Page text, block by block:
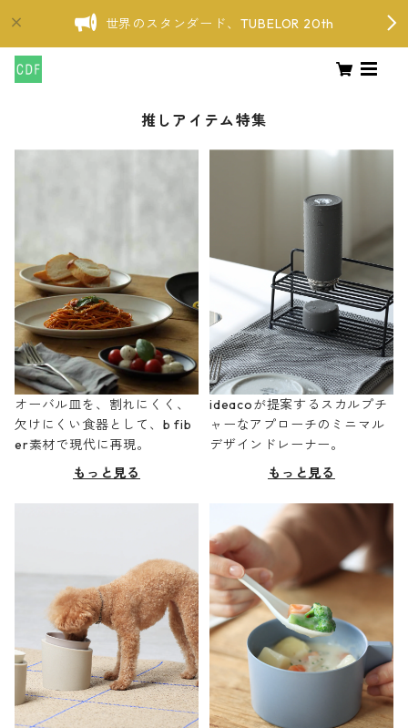
世界のスタンダード、TUBELOR 20th
推しアイテム特集
オーバル皿を、割れにくく、
欠けにくい食器として、b fib
er素材で現代に再現。
もっと見る
ideacoが提案するスカルプチ
ャーなアプローチのミニマル
デザインドレーナー。
もっと見る